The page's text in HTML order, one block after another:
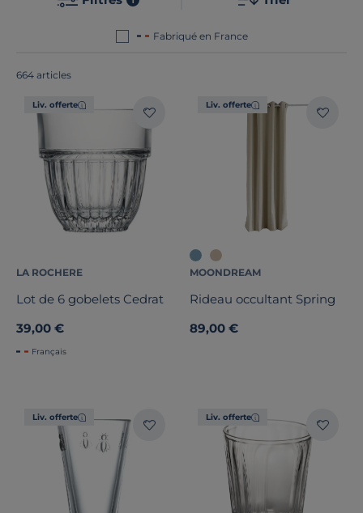
Fabriqué en France
664 articles
Liv. offerte
LA ROCHERE
Lot de 6 gobelets Cedrat
39,00 €
Français
Liv. offerte
MOONDREAM
Rideau occultant Spring
89,00 €
Liv. offerte Liv. offerte
Catégories
Largeur
Hauteur